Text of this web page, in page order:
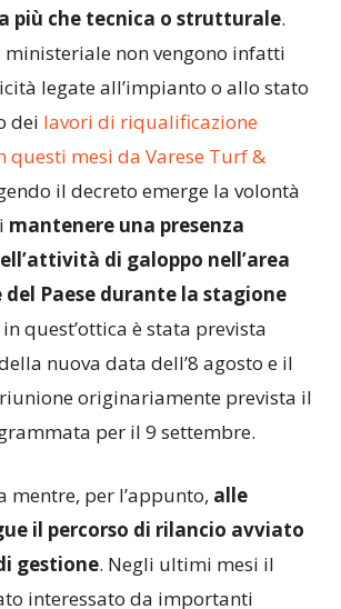
non vengono infatti
legate all’impianto o allo stato
deilavori di riqualificazione
mesi da Varese Turf &
il decreto emerge la volontà
mantenere una presenza
di galoppo nell’area
Paese durante la stagione
quest’ottica è stata prevista
nuova data dell’8 agosto e il
originariamente prevista il
per il 9 settembre.
il percorso di rilancio avviato
gestione. Negli ultimi mesi il
interessato da importanti